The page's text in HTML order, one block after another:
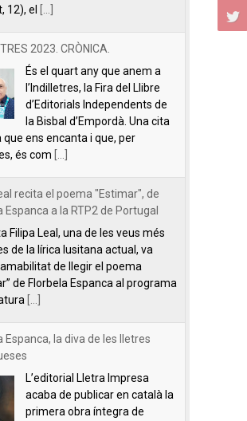
12), el
2023. CRÒNICA.
És el quart any que anem a
l’Indilletres, la Fira del Llibre
d’Editorials Independents de
la Bisbal d’Empordà. Una cita
que ens encanta i que, per
és com
recita el poema "Estimar", de
Espanca a la RTP2 de Portugal
Filipa Leal, una de les veus més
de la lírica lusitana actual, va
de llegir el poema
de Florbela Espanca al programa
Espanca, la diva de les lletres
L’editorial Lletra Impresa
acaba de publicar en català la
primera obra íntegra de